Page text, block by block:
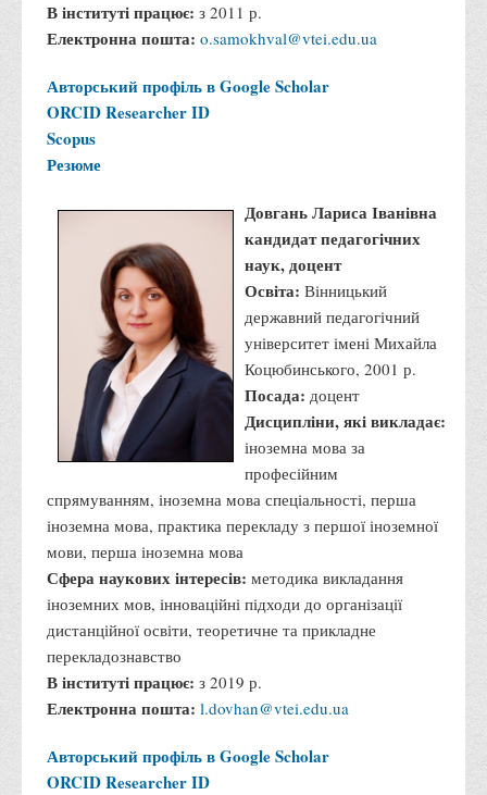
Психології
Обліку та оподаткування
Фінансів
Іноземної філології та перекладу
Наукової роботи та міжнародної співпраці
Здобутки студентів
Матеріали наукових конференцій та вебінарів
Міжнародна діяльність
Закордонні партнери
Програми подвійного диплому
Програми стажування (міжнародна практика)
Міжнародні проєкти
Навчально-методичний
З організації виховної та культурно-мистецької роботи
студентів
Технічних засобів навчання
Редакційно-видавничий
Розвитку кар’єри
В інституті працює: з 2011 р.
Електронна пошта: o.samokhval@vtei.edu.ua
Авторський профіль в Google Scholar
ORCIDResearcher ID
Scopus
Резюме
Довгань Лариса Іванівна
кандидат педагогічних
наук, доцент
Освіта: Вінницький
державний педагогічний
університет імені Михайла
Коцюбинського, 2001 р.
Посада: доцент
Дисципліни, які викладає:
іноземна мова за
професійним
спрямуванням, іноземна мова спеціальності, перша
іноземна мова, практика перекладу з першої іноземної
мови, перша іноземна мова
Сфера наукових інтересів: методика викладання
іноземних мов, інноваційні підходи до організації
дистанційної освіти, теоретичне та прикладне
перекладознавство
В інституті працює: з 2019 р.
Електронна пошта: l.dovhan@vtei.edu.ua
Авторський профіль в Google Scholar
ORCIDResearcher ID